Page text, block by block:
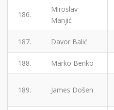
186.
Miroslav
Manjić
187. Davor Balić
188. Marko Benko
189. James Došen